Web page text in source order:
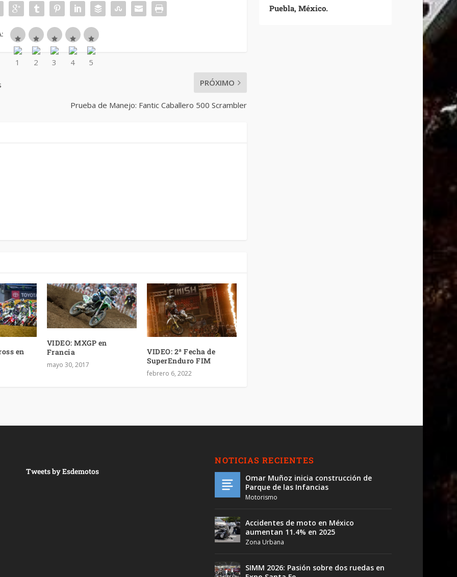
PRÓXIMO
Prueba de Manejo: Fantic Caballero 500 Scrambler
en
VIDEO: MXGP en
Francia
mayo 30, 2017
VIDEO: 2ª Fecha de
SuperEnduro FIM
febrero 6, 2022
Puebla, México.
Tweets by Esdemotos
NOTICIAS RECIENTES
Omar Muñoz inicia construcción de
Parque de las Infancias
Motorismo
Accidentes de moto en México
aumentan 11.4% en 2025
Zona Urbana
SIMM 2026: Pasión sobre dos ruedas en